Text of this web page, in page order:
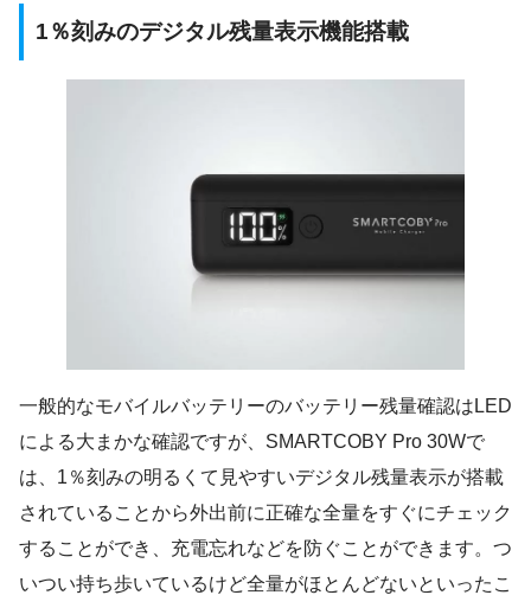
1％刻みのデジタル残量表示機能搭載
一般的なモバイルバッテリーのバッテリー残量確認はLED
による大まかな確認ですが、SMARTCOBY Pro 30Wで
は、1％刻みの明るくて見やすいデジタル残量表示が搭載
されていることから外出前に正確な全量をすぐにチェック
することができ、充電忘れなどを防ぐことができます。つ
いつい持ち歩いているけど全量がほとんどないといったこ